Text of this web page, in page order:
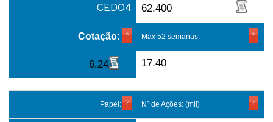
CEDO4 62.400
Cotação: Max 52 semanas:
6.24 17.40
Papel: Nº de Ações: (mil)